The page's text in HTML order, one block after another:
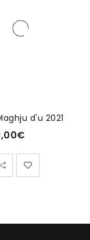
d'u 2021
€